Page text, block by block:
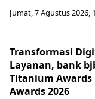
Jumat, 7 Agustus 2026,
Transformasi
Layanan, bank
Titanium Awards
Awards 2026